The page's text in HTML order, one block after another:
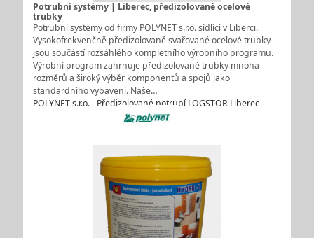
Potrubní systémy | Liberec, předizolované ocelové
trubky
Potrubní systémy od firmy POLYNET s.r.o. sídlící v Liberci.
Vysokofrekvenčně předizolované svařované ocelové trubky
jsou součástí rozsáhlého kompletního výrobního programu.
Výrobní program zahrnuje předizolované trubky mnoha
rozměrů a široký výběr komponentů a spojů jako
standardního vybavení. Naše…
POLYNET s.r.o. - Předizolované potrubí LOGSTOR Liberec